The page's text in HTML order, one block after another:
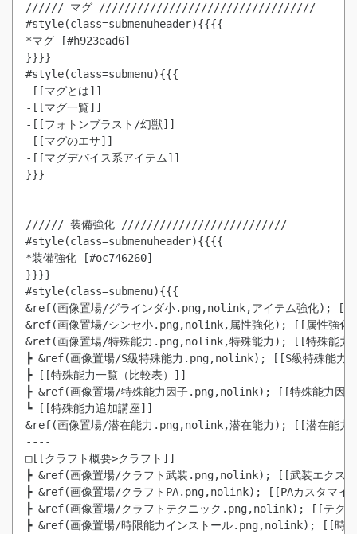
////// マグ //////////////////////////////////
#style(class=submenuheader){{{{
*マグ [#h923ead6]
}}}}
#style(class=submenu){{{
-[[マグとは]]
-[[マグ一覧]]
-[[フォトンブラスト/幻獣]]
-[[マグのエサ]]
-[[マグデバイス系アイテム]]
}}}
////// 装備強化 //////////////////////////
#style(class=submenuheader){{{{
*装備強化 [#oc746260]
}}}}
#style(class=submenu){{{
&ref(画像置場/グラインダ小.png,nolink,アイテム強化); [[
&ref(画像置場/シンセ小.png,nolink,属性強化); [[属性強
&ref(画像置場/特殊能力.png,nolink,特殊能力); [[特殊能力
┣ &ref(画像置場/S級特殊能力.png,nolink); [[S級特殊能力
┣ [[特殊能力一覧（比較表）]]
┣ &ref(画像置場/特殊能力因子.png,nolink); [[特殊能力因
┗ [[特殊能力追加講座]]
&ref(画像置場/潜在能力.png,nolink,潜在能力); [[潜在能
----
□[[クラフト概要>クラフト]]
┣ &ref(画像置場/クラフト武装.png,nolink); [[武装エクステ
┣ &ref(画像置場/クラフトPA.png,nolink); [[PAカスタマイ
┣ &ref(画像置場/クラフトテクニック.png,nolink); [[テクニ
┣ &ref(画像置場/時限能力インストール.png,nolink); [[時限